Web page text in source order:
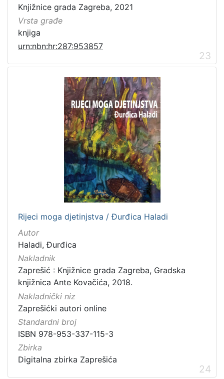
Knjižnice grada Zagreba, 2021
Vrsta građe
knjiga
urn:nbn:hr:287:953857
23
Rijeci moga djetinjstva / Đurđica Haladi
Autor
Haladi, Đurđica
Nakladnik
Zaprešić : Knjižnice grada Zagreba, Gradska
knjižnica Ante Kovačića, 2018.
Nakladnički niz
Zaprešićki autori online
Standardni broj
ISBN 978-953-337-115-3
Zbirka
Digitalna zbirka Zaprešića
24